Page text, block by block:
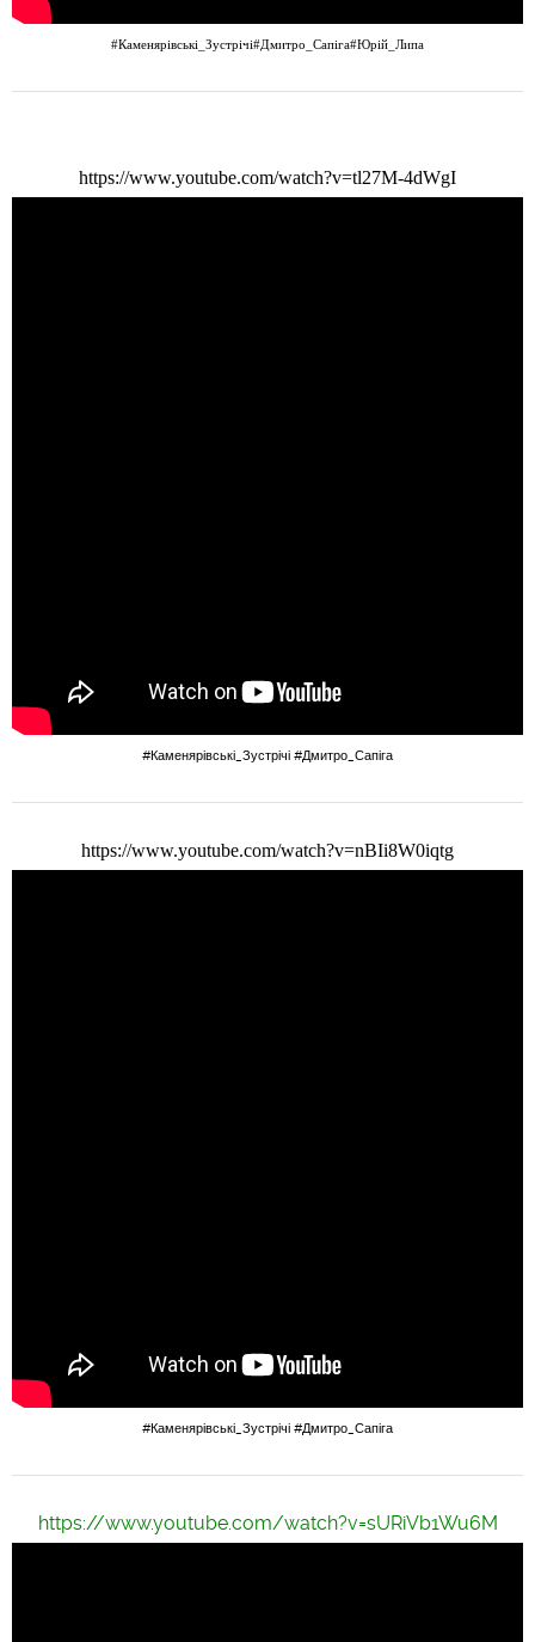
#Каменярівські_Зустрічі#Дмитро_Сапіга#Юрій_Липа
https://www.youtube.com/watch?v=tl27M-4dWgI
#Каменярівські_Зустрічі #Дмитро_Сапіга
https://www.youtube.com/watch?v=nBIi8W0iqtg
#Каменярівські_Зустрічі #Дмитро_Сапіга
https://www.youtube.com/watch?v=sURiVb1Wu6M